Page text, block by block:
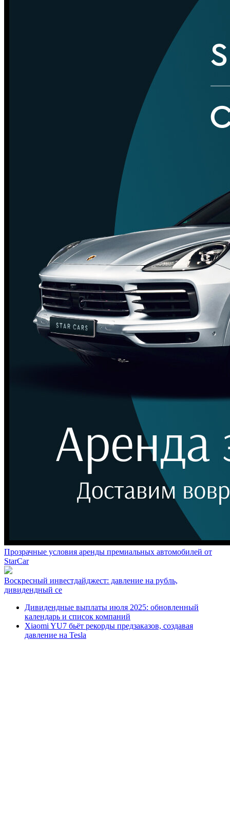
Прозрачные условия аренды премиальных автомобилей от
StarCar
Воскресный инвестдайджест: давление на рубль,
дивидендный се
Дивидендные выплаты июля 2025: обновленный
календарь и список компаний
Xiaomi YU7 бьёт рекорды предзаказов, создавая
давление на Tesla